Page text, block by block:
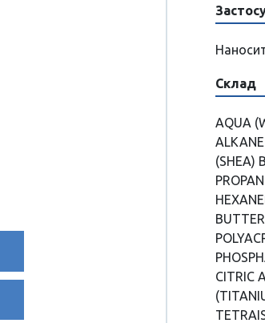
Склад
AQUA
(SHEA)
CITRIC